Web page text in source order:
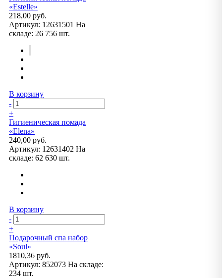
«Estelle»
218,00 руб.
Артикул: 12631501 На
складе: 26 756 шт.
В корзину
-
+
Гигиеническая помада
«Elena»
240,00 руб.
Артикул: 12631402 На
складе: 62 630 шт.
В корзину
-
+
Подарочный спа набор
«Soul»
1810,36 руб.
Артикул: 852073 На складе:
234 шт.